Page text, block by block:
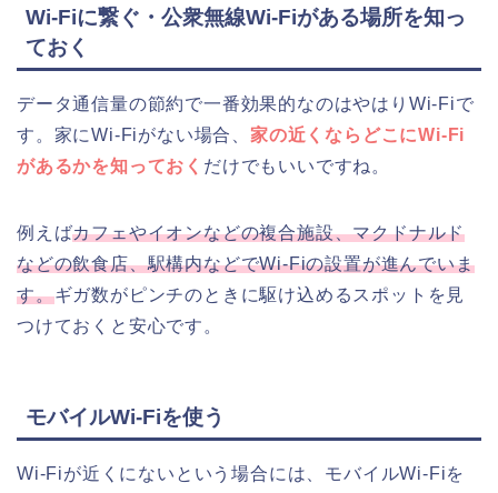
Wi-Fiに繋ぐ・公衆無線Wi-Fiがある場所を知っ
ておく
データ通信量の節約で一番効果的なのはやはりWi-Fiで
す。家にWi-Fiがない場合、 家の近くならどこにWi-Fi
があるかを知っておく だけでもいいですね。
例えばカフェやイオンなどの複合施設、マクドナルド
などの飲食店、駅構内などでWi-Fiの設置が進んでいま
す。ギガ数がピンチのときに駆け込めるスポットを見
つけておくと安心です。
モバイルWi-Fiを使う
Wi-Fiが近くにないという場合には、モバイルWi-Fiを